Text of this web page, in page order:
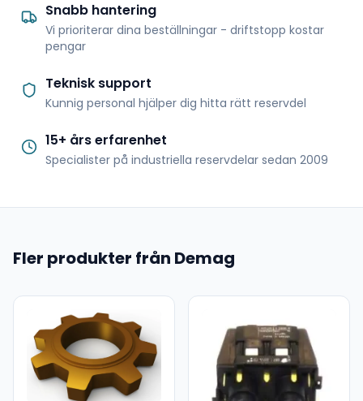
Snabb hantering
Vi prioriterar dina beställningar - driftstopp kostar
pengar
Teknisk support
Kunnig personal hjälper dig hitta rätt reservdel
15+ års erfarenhet
Specialister på industriella reservdelar sedan 2009
Fler produkter från Demag